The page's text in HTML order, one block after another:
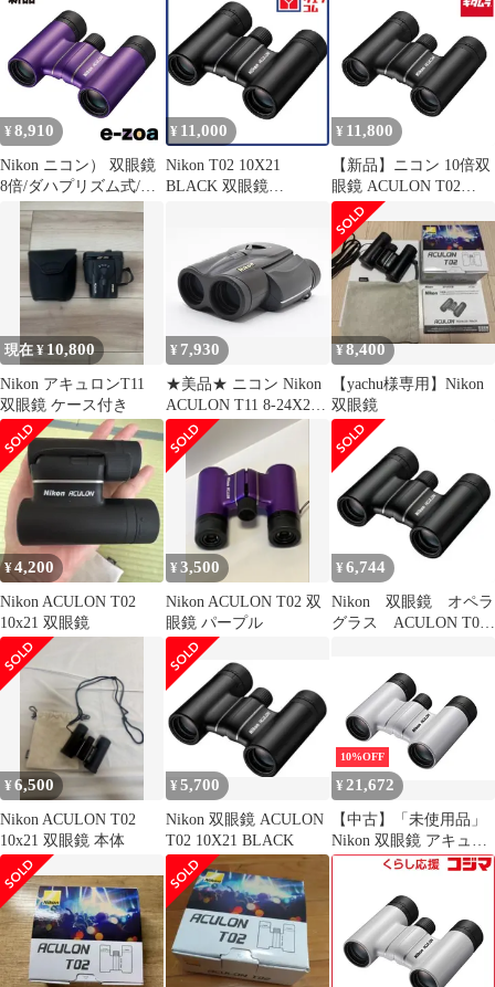
ロン T02)｣ [10倍] ブラ
ック ACULON T02
10x21 未使用 送料無料
¥ 8,910
Nikon ニコン） 双眼鏡
8倍/ダハプリズム式/CF
式/多層膜コーティング/
パープル ACULON T02
8X21 パープル
(2655892)
¥ 11,000
Nikon T02 10X21
BLACK 双眼鏡
¥ 11,800
【新品】ニコン 10倍双
眼鏡 ACULON T02
10x21 ブラック 《納期
約１ヶ月》
現在 ¥ 10,800
Nikon アキュロンT11
双眼鏡 ケース付き
¥ 7,930
★美品★ ニコン Nikon
ACULON T11 8-24X25
ブラック 光学機器 ★
#8586
¥8,400
【yachu様専用】Nikon
双眼鏡
¥4,200
Nikon ACULON T02
10x21 双眼鏡
¥3,500
Nikon ACULON T02 双
眼鏡 パープル
¥ 6,744
Nikon 双眼鏡 オペラ
グラス ACULON T01
¥6,500
Nikon ACULON T02
10x21 双眼鏡 本体
¥5,700
Nikon 双眼鏡 ACULON
T02 10X21 BLACK
10%OFF
¥ 21,672
【中古】「未使用品」
Nikon 双眼鏡 アキュロ
ンT02 8x21 ダハプリズ
ト ACULON
ACT028X21WH